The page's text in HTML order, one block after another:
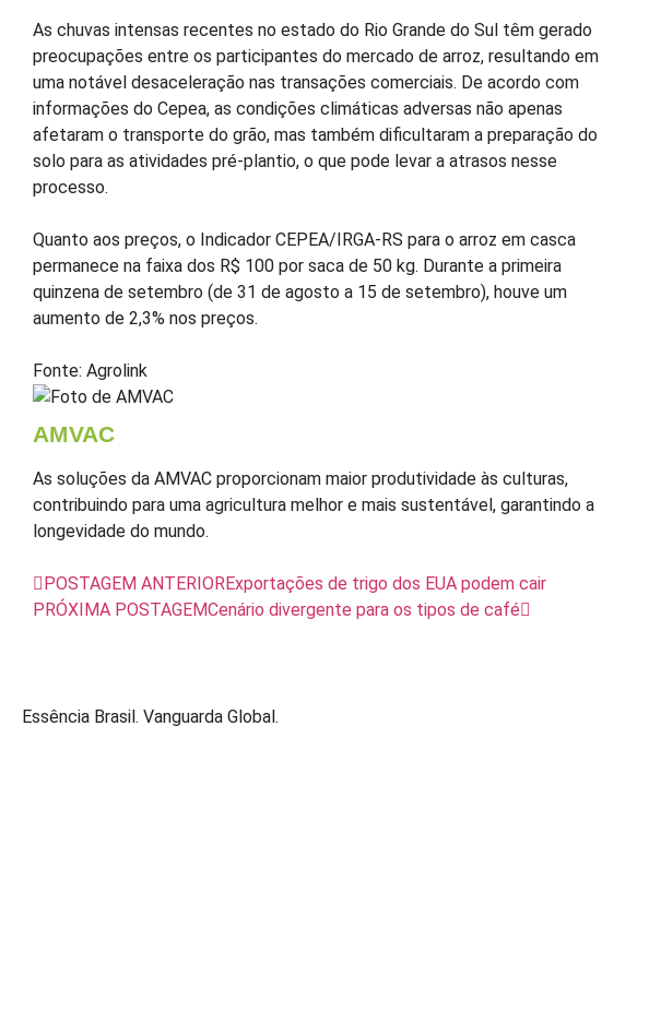
As chuvas intensas recentes no estado do Rio Grande do Sul têm gerado
preocupações entre os participantes do mercado de arroz, resultando em
uma notável desaceleração nas transações comerciais. De acordo com
informações do Cepea, as condições climáticas adversas não apenas
afetaram o transporte do grão, mas também dificultaram a preparação do
solo para as atividades pré-plantio, o que pode levar a atrasos nesse
processo.
Quanto aos preços, o Indicador CEPEA/IRGA-RS para o arroz em casca
permanece na faixa dos R$ 100 por saca de 50 kg. Durante a primeira
quinzena de setembro (de 31 de agosto a 15 de setembro), houve um
aumento de 2,3% nos preços.
Fonte: Agrolink
AMVAC
As soluções da AMVAC proporcionam maior produtividade às culturas,
contribuindo para uma agricultura melhor e mais sustentável, garantindo a
longevidade do mundo.
POSTAGEM ANTERIORExportações de trigo dos EUA podem cair
PRÓXIMA POSTAGEMCenário divergente para os tipos de café
Essência Brasil. Vanguarda Global.